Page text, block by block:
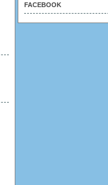
FACEBOOK